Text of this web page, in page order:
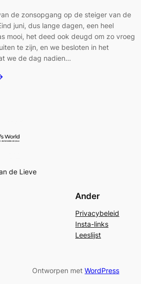
de zonsopgang op de steiger van de
juni, dus lange dagen, een heel
mooi, het deed ook deugd om zo vroeg
te zijn, en we besloten in het
we de dag nadien…
de Lieve
Ander
Privacybeleid
Insta-links
Leeslijst
Ontworpen metWordPress